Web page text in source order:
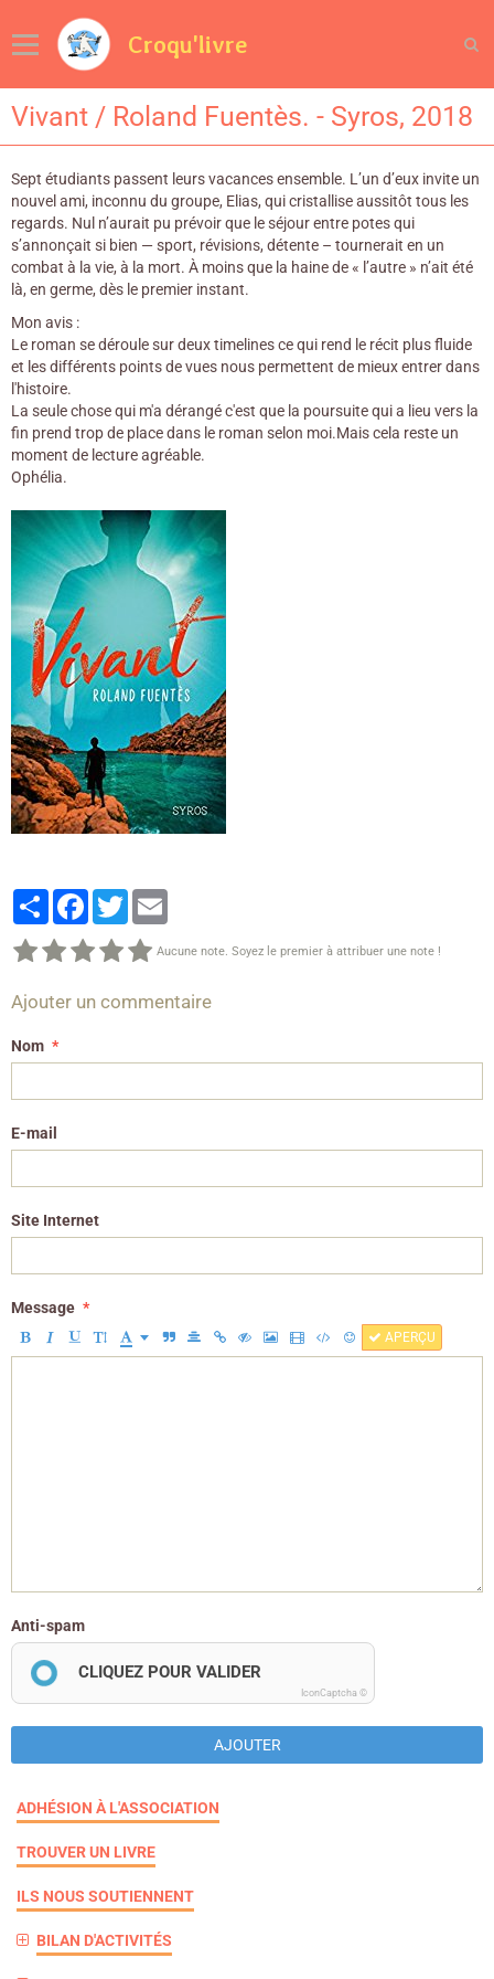
Croqu'livre
Vivant / Roland Fuentès. - Syros, 2018
Sept étudiants passent leurs vacances ensemble. L’un d’eux invite un
nouvel ami, inconnu du groupe, Elias, qui cristallise aussitôt tous les
regards. Nul n’aurait pu prévoir que le séjour entre potes qui
s’annonçait si bien — sport, révisions, détente – tournerait en un
combat à la vie, à la mort. À moins que la haine de « l’autre » n’ait été
là, en germe, dès le premier instant.
Mon avis :
Le roman se déroule sur deux timelines ce qui rend le récit plus fluide
et les différents points de vues nous permettent de mieux entrer dans
l'histoire.
La seule chose qui m'a dérangé c'est que la poursuite qui a lieu vers la
fin prend trop de place dans le roman selon moi.Mais cela reste un
moment de lecture agréable.
Ophélia.
PartagerFacebook
Twitter
Aucune note. Soyez le premier à attribuer une note !
Ajouter un commentaire
Nom
E-mail
Site Internet
Message
APERÇU
Anti-spam
CLIQUEZ POUR VALIDER
IconCaptcha ©
AJOUTER
ADHÉSION À L'ASSOCIATION
TROUVER UN LIVRE
ILS NOUS SOUTIENNENT
BILAN D'ACTIVITÉS